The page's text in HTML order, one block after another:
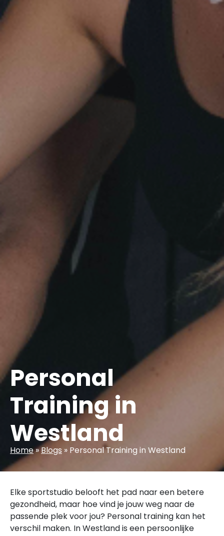
Personal
Training in
Westland
Home»Blogs » Personal Training in Westland
Elke sportstudio belooft het pad naar een betere
gezondheid, maar hoe vind je jouw weg naar de
passende plek voor jou? Personal training kan het
verschil maken. In Westland is een persoonlijke